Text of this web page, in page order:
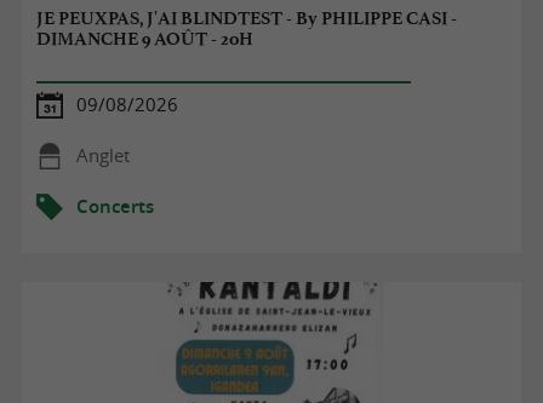
JE PEUXPAS, J'AI BLINDTEST - By PHILIPPE CASI -
DIMANCHE 9 AOÛT - 20H
09/08/2026
Anglet
Concerts